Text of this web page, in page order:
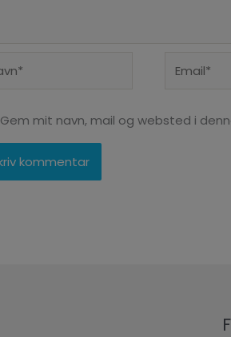
Gem mit navn, mail og websted i